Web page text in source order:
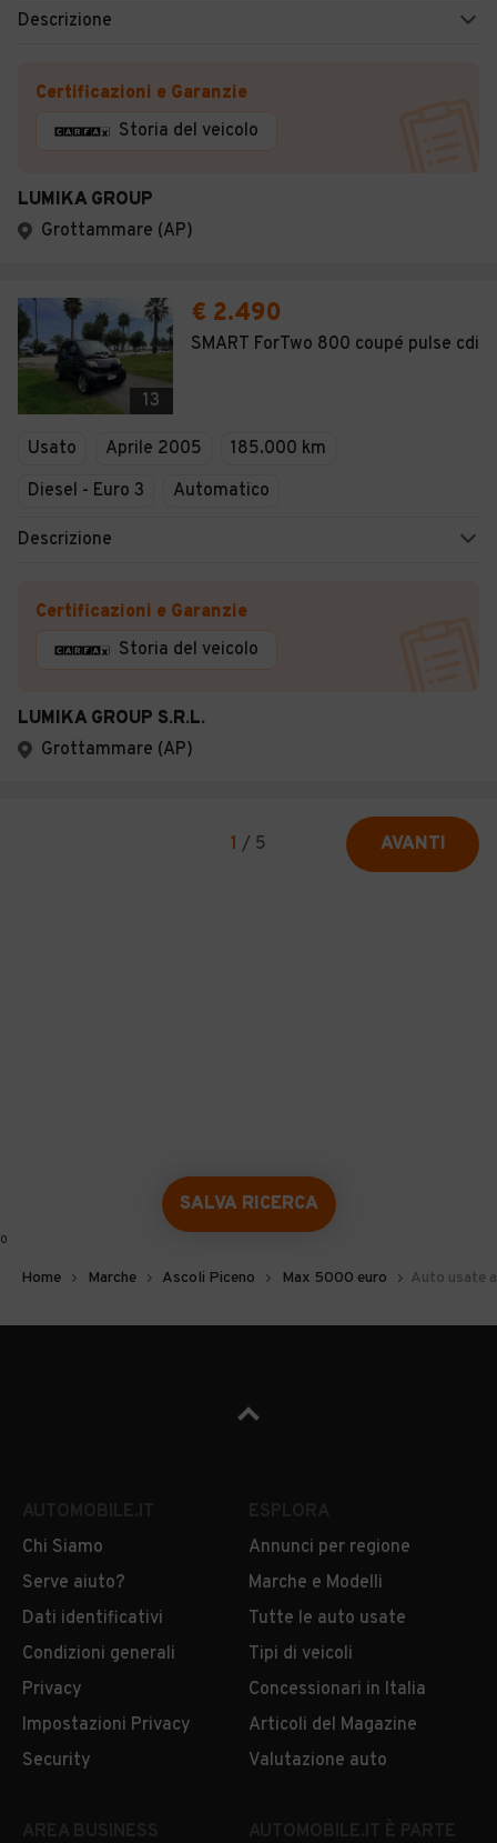
Descrizione
Certificazioni e Garanzie
Storia del veicolo
LUMIKA GROUP
Grottammare (AP)
13
€ 2.490
SMART ForTwo 800 coupé pulse cdi
Usato Aprile 2005
185.000 km
Diesel - Euro 3
Automatico
Descrizione
Certificazioni e Garanzie
Storia del veicolo
LUMIKA GROUP S.R.L.
Grottammare (AP)
1 / 5 AVANTI
SALVA RICERCA
0
Home Marche Ascoli Piceno Max 5000 euro Auto usate
Chi Siamo
Serve aiuto?
Dati identificativi
Condizioni generali
Privacy
Impostazioni Privacy
Security
Annunci per regione
Marche e Modelli
Tutte le auto usate
Tipi di veicoli
Concessionari in Italia
Articoli del Magazine
Valutazione auto